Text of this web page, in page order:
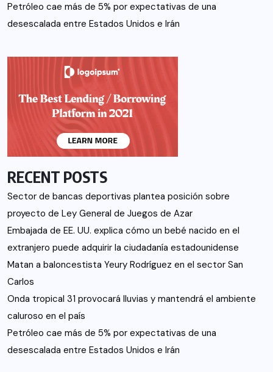
Petróleo cae más de 5% por expectativas de una
desescalada entre Estados Unidos e Irán
RECENT POSTS
Sector de bancas deportivas plantea posición sobre
proyecto de Ley General de Juegos de Azar
Embajada de EE. UU. explica cómo un bebé nacido en el
extranjero puede adquirir la ciudadanía estadounidense
Matan a baloncestista Yeury Rodríguez en el sector San
Carlos
Onda tropical 31 provocará lluvias y mantendrá el ambiente
caluroso en el país
Petróleo cae más de 5% por expectativas de una
desescalada entre Estados Unidos e Irán